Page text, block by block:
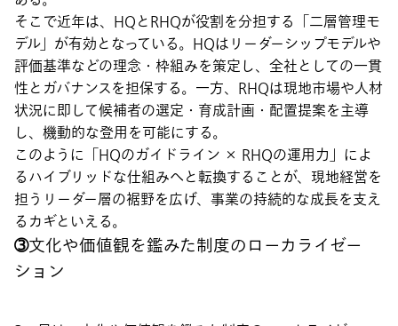
そこで近年は、HQとRHQが役割を分担する「二層管理モ
デル」が有効となっている。HQはリーダーシップモデルや
評価基準などの理念・枠組みを策定し、全社としての一貫
性とガバナンスを担保する。一方、RHQは現地市場や人材
状況に即して候補者の選定・育成計画・配置提案を主導
し、機動的な登用を可能にする。
このように「HQのガイドライン × RHQの運用力」によ
るハイブリッドな仕組みへと転換することが、現地経営を
担うリーダー層の裾野を広げ、事業の持続的な成長を支え
るカギといえる。
➂文化や価値観を鑑みた制度のローカライゼー
ション